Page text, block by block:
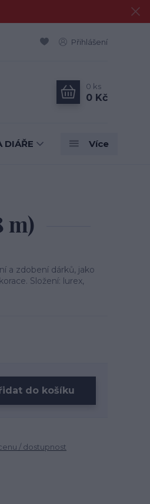
Přihlášení
0 ks
0 Kč
DIÁŘE Více
m)
a zdobení dárků, jako
Složení: lurex,
do košíku
/ dostupnost